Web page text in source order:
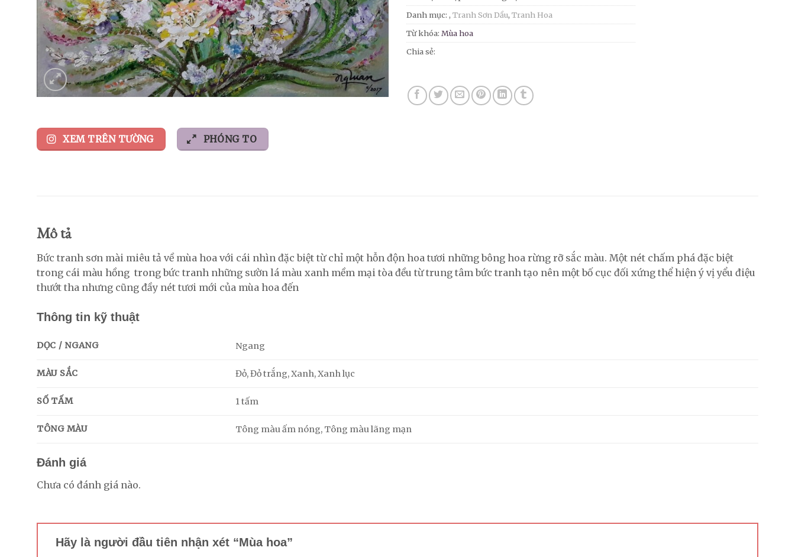
XEM TRÊN TƯỜNG PHÓNG TO
Danh mục: , Tranh Sơn Dầu, Tranh Hoa
Từ khóa: Mùa hoa
Chia sẻ:
Mô tả
Bức tranh sơn mài miêu tả về mùa hoa với cái nhìn đặc biệt từ chỉ một hỗn độn hoa tươi những bông hoa rừng rỡ sắc màu. Một nét chấm phá đặc biệt
trong cái màu hồng trong bức tranh những sườn lá màu xanh mềm mại tòa đều từ trung tâm bức tranh tạo nên một bố cục đối xứng thể hiện ý vị yểu điệu
thướt tha nhưng cũng đầy nét tươi mới của mùa hoa đến
Thông tin kỹ thuật
DỌC / NGANG Ngang
MÀU SẮC Đỏ, Đỏ trắng, Xanh, Xanh lục
SỐ TẤM 1 tấm
TÔNG MÀU Tông màu ấm nóng, Tông màu lãng mạn
Đánh giá
Chưa có đánh giá nào.
Hãy là người đầu tiên nhận xét “Mùa hoa”